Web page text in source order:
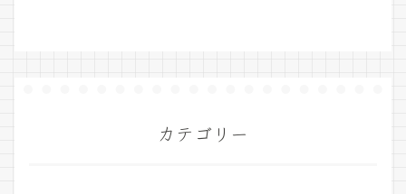
カテゴリー